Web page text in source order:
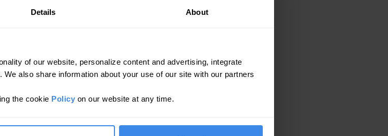
Details About
of our website, personalize content and advertising, integrate
also share information about your use of our site with our partners
the cookie Policy on our website at any time.